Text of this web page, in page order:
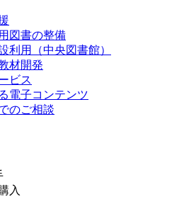
図書の整備
利用（中央図書館）
材開発
ビス
電子コンテンツ
のご相談
入